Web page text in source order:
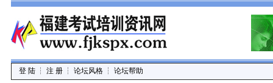
登 陆 ┆ 注 册 ┆ 论坛风格 ┆ 论坛帮助